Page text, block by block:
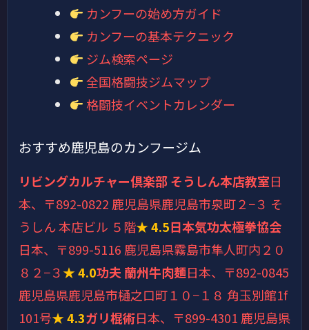
カンフーの始め方ガイド
カンフーの基本テクニック
ジム検索ページ
全国格闘技ジムマップ
格闘技イベントカレンダー
おすすめ鹿児島のカンフージム
リビングカルチャー倶楽部 そうしん本店教室日
本、〒892-0822 鹿児島県鹿児島市泉町２−３ そ
うしん 本店ビル ５階★ 4.5日本気功太極拳協会
日本、〒899-5116 鹿児島県霧島市隼人町内２０
８２−３★ 4.0功夫 蘭州牛肉麺日本、〒892-0845
鹿児島県鹿児島市樋之口町１０−１８ 角玉別館1f
101号★ 4.3ガリ棍術日本、〒899-4301 鹿児島県